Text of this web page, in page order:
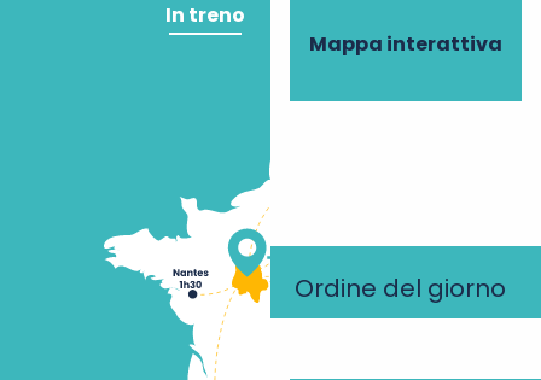
Mappa interattiva
Ordine del giorno
In treno